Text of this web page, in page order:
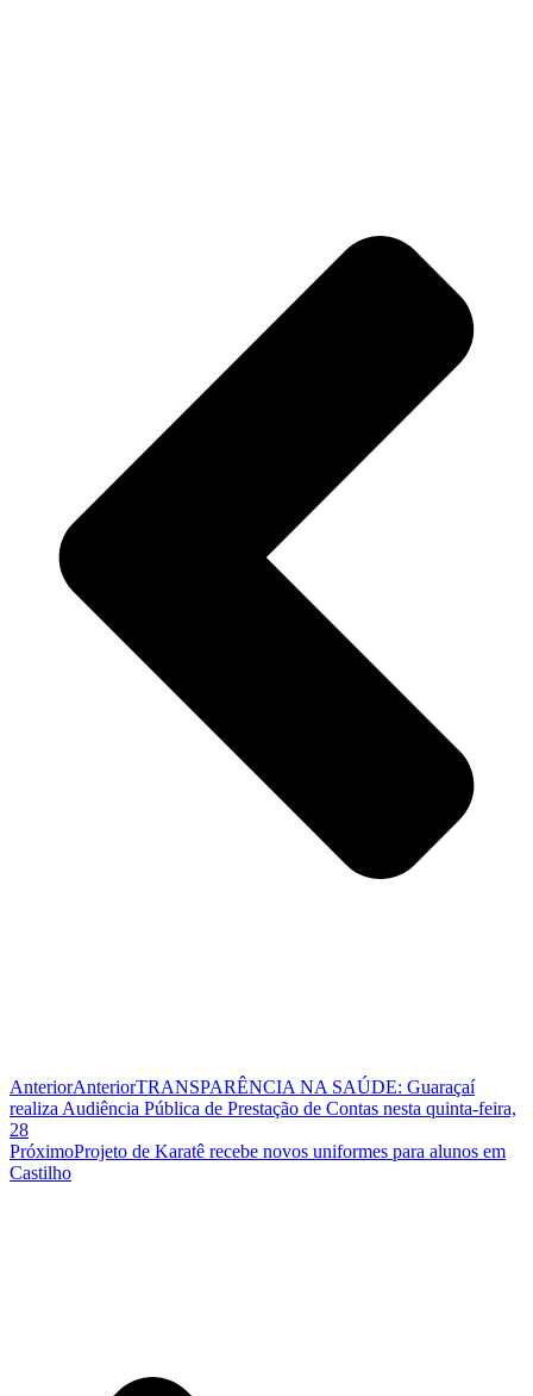
AnteriorAnteriorTRANSPARÊNCIA NA SAÚDE: Guaraçaí
realiza Audiência Pública de Prestação de Contas nesta quinta-feira,
28
PróximoProjeto de Karatê recebe novos uniformes para alunos em
Castilho